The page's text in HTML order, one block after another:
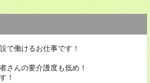
で働けるお仕事です！
さんの要介護度も低め！
！